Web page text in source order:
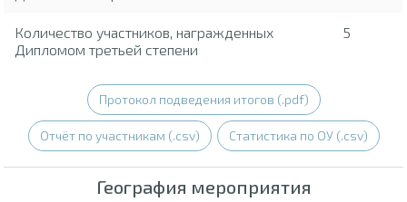
Количество участников, награжденных
Дипломом третьей степени
5
Протокол подведения итогов (.pdf)
Отчёт по участникам (.csv) Статистика по ОУ (.csv)
География мероприятия